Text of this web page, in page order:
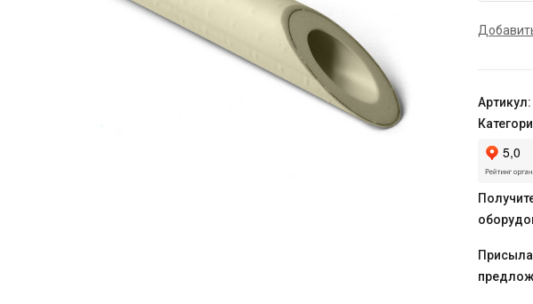
PN25
серая
"PRO
AQUA"
Артикул: